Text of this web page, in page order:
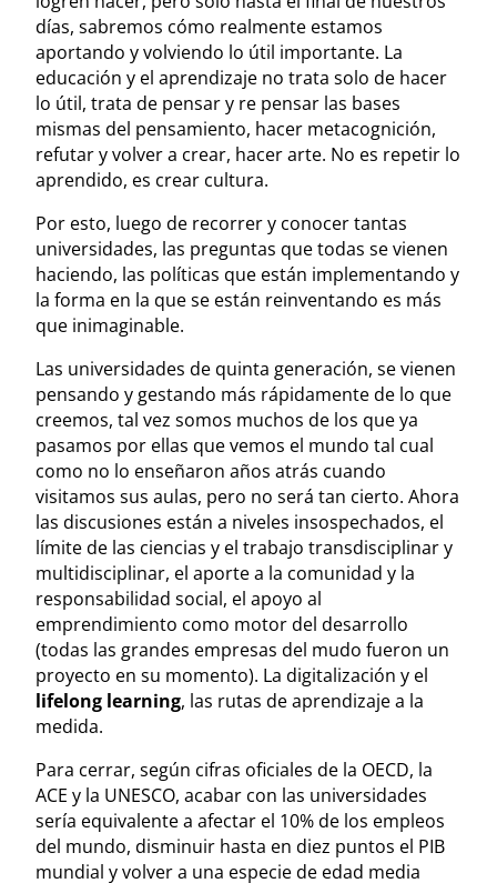
días, sabremos cómo realmente estamos
aportando y volviendo lo útil importante. La
educación y el aprendizaje no trata solo de hacer
lo útil, trata de pensar y re pensar las bases
mismas del pensamiento, hacer metacognición,
refutar y volver a crear, hacer arte. No es repetir lo
aprendido, es crear cultura.
Por esto, luego de recorrer y conocer tantas
universidades, las preguntas que todas se vienen
haciendo, las políticas que están implementando y
la forma en la que se están reinventando es más
que inimaginable.
Las universidades de quinta generación, se vienen
pensando y gestando más rápidamente de lo que
creemos, tal vez somos muchos de los que ya
pasamos por ellas que vemos el mundo tal cual
como no lo enseñaron años atrás cuando
visitamos sus aulas, pero no será tan cierto. Ahora
las discusiones están a niveles insospechados, el
límite de las ciencias y el trabajo transdisciplinar y
multidisciplinar, el aporte a la comunidad y la
responsabilidad social, el apoyo al
emprendimiento como motor del desarrollo
(todas las grandes empresas del mudo fueron un
proyecto en su momento). La digitalización y el
lifelong learning, las rutas de aprendizaje a la
medida.
Para cerrar, según cifras oficiales de la OECD, la
ACE y la UNESCO, acabar con las universidades
sería equivalente a afectar el 10% de los empleos
del mundo, disminuir hasta en diez puntos el PIB
mundial y volver a una especie de edad media